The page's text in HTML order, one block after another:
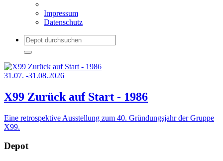
Impressum
Datenschutz
31.07. -31.08.2026
X99 Zurück auf Start - 1986
Eine retrospektive Ausstellung zum 40. Gründungsjahr der Gruppe
X99.
Depot